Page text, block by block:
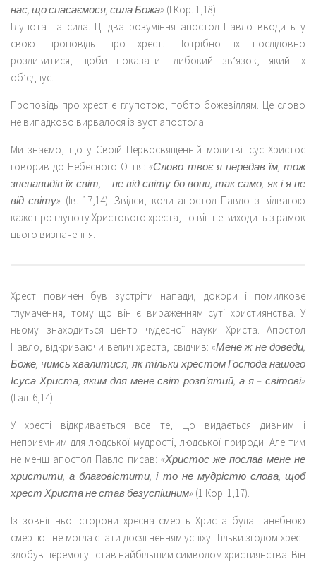
нас, що спасаємося, сила Божа» (І Кор. 1,18).
Глупота та сила. Ці два розуміння апостол Павло вводить у
свою проповідь про хрест. Потрібно їх послідовно
роздивитися, щоби показати глибокий зв’язок, який їх
об’єднує.
Проповідь про хрест є глупотою, тобто божевіллям. Це слово
не випадково вирвалося із вуст апостола.
Ми знаємо, що у Своїй Первосвященній молитві Ісус Христос
говорив до Небесного Отця:«Слово твоє я передав їм, тож
зненавидів їх світ, – не від світу бо вони, так само, як і я не
від світу» (Ів. 17,14). Звідси, коли апостол Павло з відвагою
каже про глупоту Христового хреста, то він не виходить з рамок
цього визначення.
Хрест повинен був зустріти напади, докори і помилкове
тлумачення, тому що він є вираженням суті християнства. У
ньому знаходиться центр чудесної науки Христа. Апостол
Павло, відкриваючи велич хреста, свідчив: «Мене ж не доведи,
Боже, чимсь хвалитися, як тільки хрестом Господа нашого
Ісуса Христа, яким для мене світ розп’ятий, а я – світові»
(Гал. 6,14).
У хресті відкривається все те, що видається дивним і
неприємним для людської мудрості, людської природи. Але тим
не менш апостол Павло писав: «Христос же послав мене не
христити, а благовістити, і то не мудрістю слова, щоб
хрест Христа не став безуспішним» (1 Кор. 1,17).
Із зовнішньої сторони хресна смерть Христа була ганебною
смертю і не могла стати досягненням успіху. Тільки згодом хрест
здобув перемогу і став найбільшим символом християнства. Він